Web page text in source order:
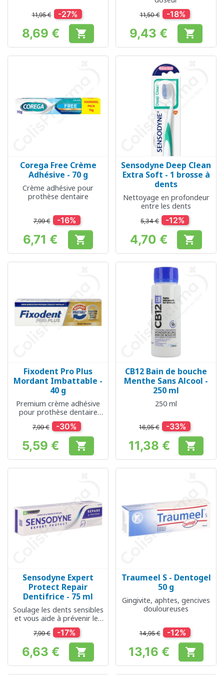
11,95 € -27%
Prix
8,69 € 
11,50 € -18%
Prix
9,43 € 
Corega Free Crème
Adhésive - 70 g
Crème adhésive pour
prothèse dentaire
7,99 € -16%
Prix
6,71 € 
Sensodyne Deep Clean
Extra Soft - 1 brosse à
dents
Nettoyage en profondeur
entre les dents
5,34 € -12%
Prix
4,70 € 
Fixodent Pro Plus
Mordant Imbattable -
40 g
Premium crème adhésive
pour prothèse dentaire
totale et partielle
7,99 € -30%
Prix
5,59 € 
CB12 Bain de bouche
Menthe Sans Alcool -
250 ml
250 ml
16,95 € -33%
Prix
11,38 € 
Sensodyne Expert
Protect Repair
Dentifrice - 75 ml
Soulage les dents sensibles
et vous aide à prévenir les
caries
7,99 € -17%
Prix
6,63 € 
Traumeel S - Dentogel
50 g
Gingivite, aphtes, gencives
douloureuses
14,95 € -12%
Prix
13,16 € 